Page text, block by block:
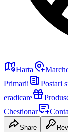
Harta
Primarii
Postari
eradicare
Chestionar
Share